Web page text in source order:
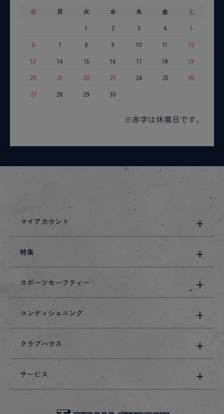
日 月 火 水 木 金
土
1
2 3 4
5
6
7 8 9 10 11
12
13
14 15 16 17 18
19
20
21 22 23 24 25
26
27
28 29 30
※赤字は休業日です。
マイアカウント
特集
スポーツセーフティー
コンディショニング
クラブハウス
サービス